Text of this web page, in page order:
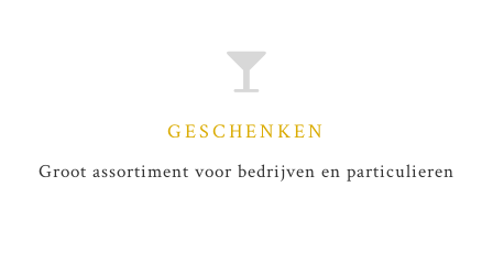
GESCHENKEN
Groot assortiment voor bedrijven en particulieren